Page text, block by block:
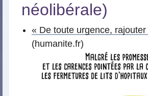
néolibérale)
« De toute urgence,
(humanite.fr)